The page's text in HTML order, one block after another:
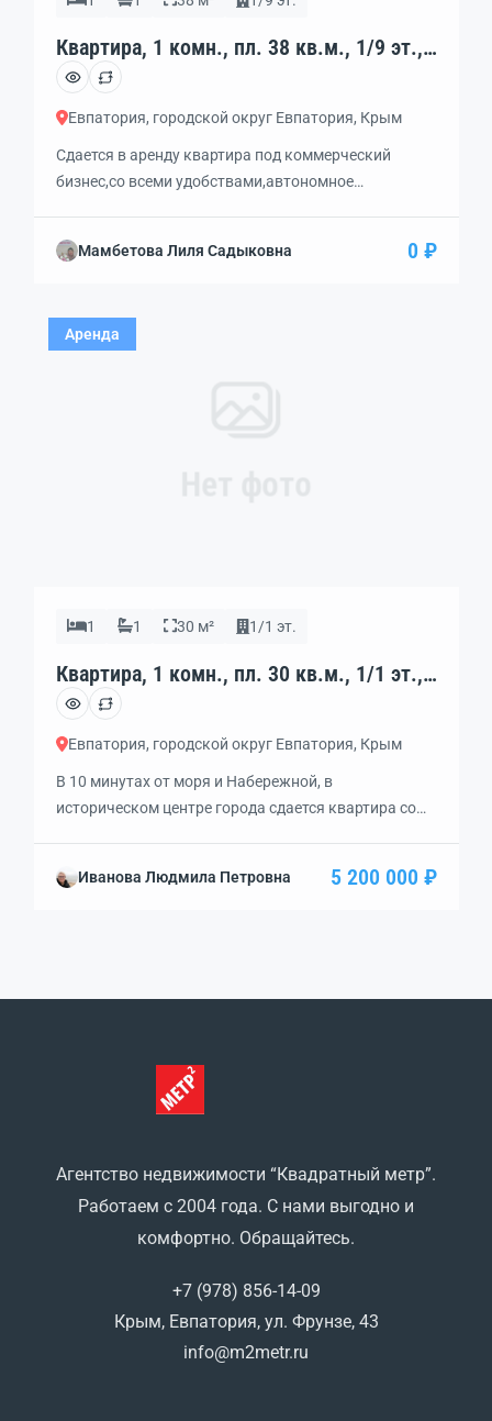
Квартира, 1 комн., пл. 38 кв.м., 1/9 эт.,
код: 397497
Евпатория, городской округ Евпатория, Крым
Сдается в аренду квартира под коммерческий
бизнес,со всеми удобствами,автономное
место,вид на Красную горку.
Мамбетова Лиля Садыковна 0 ₽
Аренда
1 1 30 м² 1/1 эт.
Квартира, 1 комн., пл. 30 кв.м., 1/1 эт.,
код: 379228
Евпатория, городской округ Евпатория, Крым
В 10 минутах от моря и Набережной, в
историческом центре города сдается квартира со
Автономное отопление. В двух остановках
Иванова Людмила Петровна 5 200 000 ₽
Агентство недвижимости “Квадратный метр”.
Работаем с 2004 года. С нами выгодно и
комфортно. Обращайтесь.
+7 (978) 856-14-09
Крым, Евпатория, ул. Фрунзе, 43
info@m2metr.ru